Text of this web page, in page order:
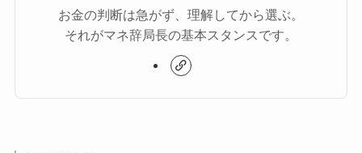
お金の判断は急がず、理解してから選ぶ。
それがマネ辞局長の基本スタンスです。